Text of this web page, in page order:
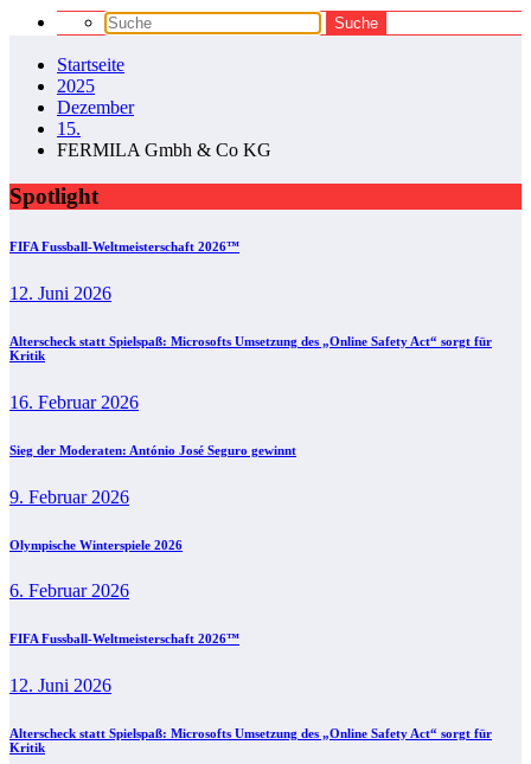
Startseite
2025
Dezember
15.
FERMILA Gmbh & Co KG
Spotlight
FIFA Fussball-Weltmeisterschaft 2026™
12. Juni 2026
Alterscheck statt Spielspaß: Microsofts Umsetzung des „Online Safety Act“ sorgt für
Kritik
16. Februar 2026
Sieg der Moderaten: António José Seguro gewinnt
9. Februar 2026
Olympische Winterspiele 2026
6. Februar 2026
FIFA Fussball-Weltmeisterschaft 2026™
12. Juni 2026
Alterscheck statt Spielspaß: Microsofts Umsetzung des „Online Safety Act“ sorgt für
Kritik